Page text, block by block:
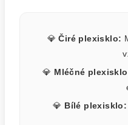
💎Čiré plexisklo:
💎 Mléčné
💎 Bílé plexisklo: